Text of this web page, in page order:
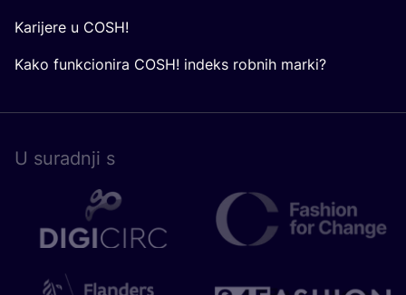
Karijere u COSH!
Kako funkcionira COSH! indeks robnih marki?
U surad­nji s